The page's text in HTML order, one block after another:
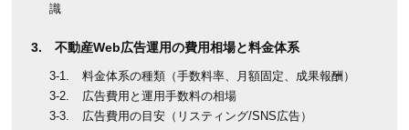
識
不動産Web広告運用の費用相場と料金体系
料金体系の種類（手数料率、月額固定、成果報酬）
広告費用と運用手数料の相場
広告費用の目安（リスティング/SNS広告）